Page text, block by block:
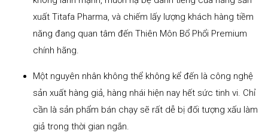
xuất Titafa Pharma, và chiếm lấy lượng khách hàng tiềm
năng đang quan tâm đến Thiên Môn Bổ Phổi Premium
chính hãng.
Một nguyên nhân không thể không kể đến là công nghệ
sản xuất hàng giả, hàng nhái hiện nay hết sức tinh vi. Chỉ
cần là sản phẩm bán chạy sẽ rất dễ bị đối tượng xấu làm
giả trong thời gian ngắn.